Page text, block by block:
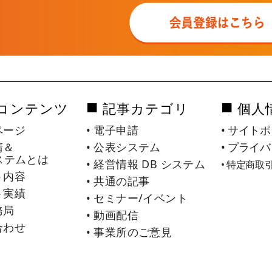
ンテンツ
ージ
テムとは
内容
実績
局
わせ
■ 記事カテゴリ
• 電子申請
• 公表システム
• 経営情報 DB システム
• 共通の記事
• セミナー/イベント
• 動画配信
• 事業所のご意見
■ 個人
• サイト
• プライ
• 特定商取